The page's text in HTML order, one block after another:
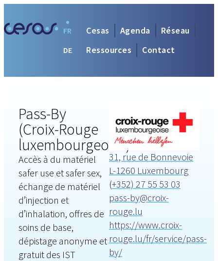
Cesas Agenda
Réseau
Ressources
Contact
FR
DE
Pass-By
(Croix-Rouge
luxembourgeoise)
Accès à du matériel
safer use et safer sex,
échange de matériel
d’injection et
d’inhalation, offres de
soins de base,
dépistage anonyme et
gratuit des IST
31, rue de Bonnevoie
L-1260 Luxembourg
(+352) 27 55 53 03
pass-by@croix-
rouge.lu
https://www.croix-
rouge.lu/fr/service/pass-
by/